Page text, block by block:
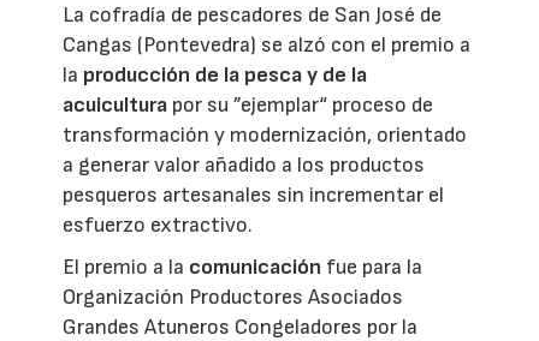
La cofradía de pescadores de San José de
Cangas (Pontevedra) se alzó con el premio a
la producción de la pesca y de la
acuicultura por su ”ejemplar“ proceso de
transformación y modernización, orientado
a generar valor añadido a los productos
pesqueros artesanales sin incrementar el
esfuerzo extractivo.
El premio a la comunicación fue para la
Organización Productores Asociados
Grandes Atuneros Congeladores por la